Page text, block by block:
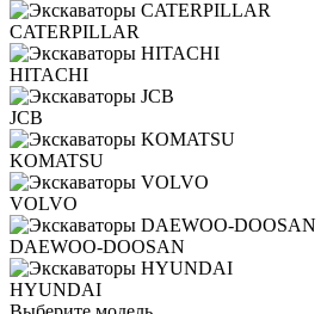
CATERPILLAR
HITACHI
JCB
KOMATSU
VOLVO
DAEWOO-DOOSAN
HYUNDAI